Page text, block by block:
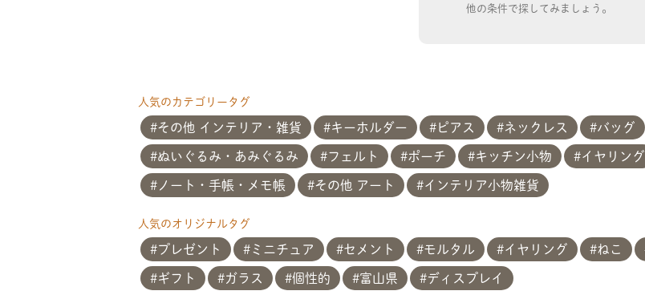
他の条件で探してみましょう。
人気のカテゴリータグ
その他 インテリア・雑貨 キーホルダー ピアス ネックレス バッグ
ぬいぐるみ・あみぐるみ フェルト ポーチ キッチン小物 イヤリング
ノート・手帳・メモ帳 その他 アート インテリア小物雑貨
人気のオリジナルタグ
プレゼント ミニチュア セメント モルタル イヤリング ねこ
ギフト ガラス 個性的 富山県 ディスプレイ